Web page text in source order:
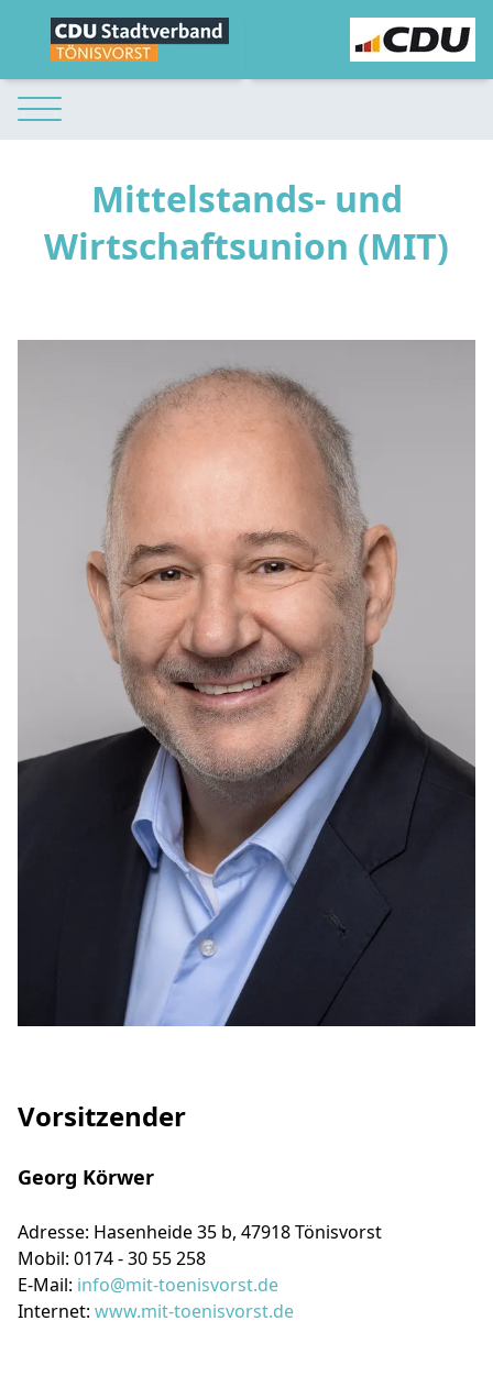
Mittelstands- und
Wirtschaftsunion (MIT)
Vorsitzender
Georg Körwer
Adresse: Hasenheide 35 b, 47918 Tönisvorst
Mobil: 0174 - 30 55 258
E-Mail: info@mit-toenisvorst.de
Internet: www.mit-toenisvorst.de